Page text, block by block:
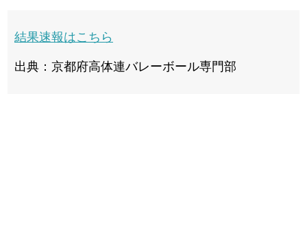
結果速報はこちら
出典：京都府高体連バレーボール専門部